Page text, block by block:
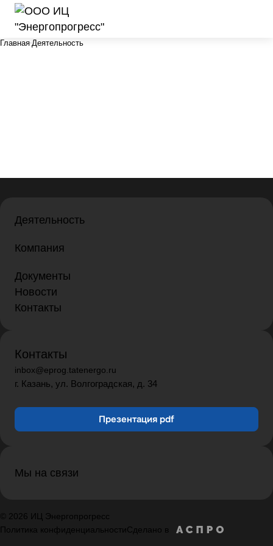
Главная Деятельность
Деятельность
Компания
Документы
Новости
Контакты
Контакты
inbox@eprog.tatenergo.ru
г. Казань, ул. Волгоградская, д. 34
Презентация pdf
Мы на связи
© 2026 ИЦ Энергопрогресс
Политика конфиденциальностиСделано в